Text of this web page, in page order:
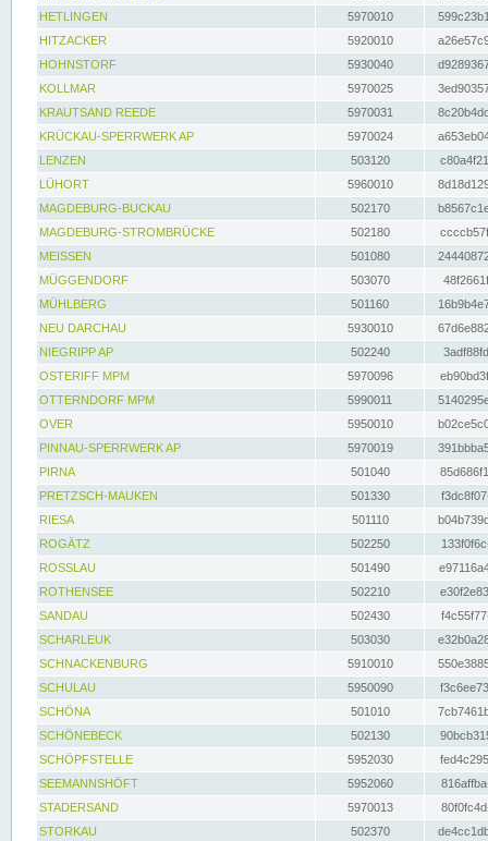
HETLINGEN
5970010
HITZACKER
5920010
HOHNSTORF
5930040
KOLLMAR
5970025
KRAUTSAND REEDE
5970031
KRÜCKAU-SPERRWERK AP
5970024
LENZEN
503120
LÜHORT
5960010
MAGDEBURG-BUCKAU
502170
MAGDEBURG-STROMBRÜCKE
502180
MEISSEN
501080
MÜGGENDORF
503070
MÜHLBERG
501160
NEU DARCHAU
5930010
NIEGRIPP AP
502240
OSTERIFF MPM
5970096
OTTERNDORF MPM
5990011
OVER
5950010
PINNAU-SPERRWERK AP
5970019
PIRNA
501040
PRETZSCH-MAUKEN
501330
RIESA
501110
ROGÄTZ
502250
ROSSLAU
501490
ROTHENSEE
502210
SANDAU
502430
SCHARLEUK
503030
SCHNACKENBURG
5910010
SCHULAU
5950090
SCHÖNA
501010
SCHÖNEBECK
502130
SCHÖPFSTELLE
5952030
SEEMANNSHÖFT
5952060
STADERSAND
5970013
STORKAU
502370